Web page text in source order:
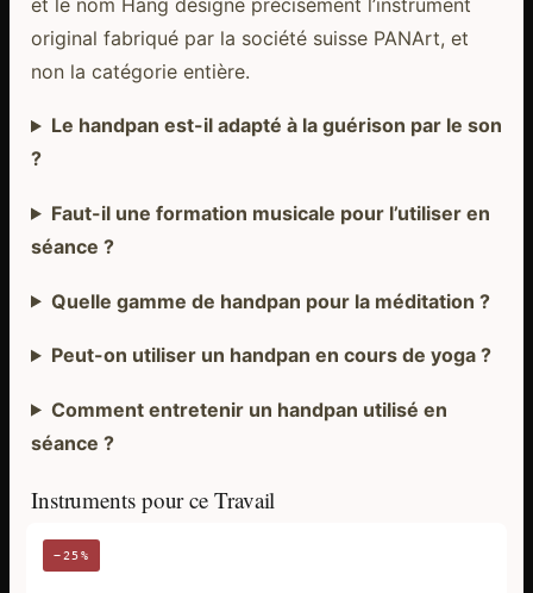
original fabriqué par la société suisse PANArt, et
non la catégorie entière.
Le handpan est-il adapté à la guérison par le son
?
Faut-il une formation musicale pour l’utiliser en
séance ?
Quelle gamme de handpan pour la méditation ?
Peut-on utiliser un handpan en cours de yoga ?
Comment entretenir un handpan utilisé en
séance ?
Instruments pour ce Travail
−25%